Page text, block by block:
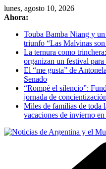
Skip
to
lunes, agosto 10, 2026
Ahora:
Touba Bamba Niang y
triunfo “Las Malvinas
La ternura como
organizan un festival para
El “me gusta” de
Senado
“Rompé el silencio”:
jornada de
Miles de familias de toda
vacaciones de invierno